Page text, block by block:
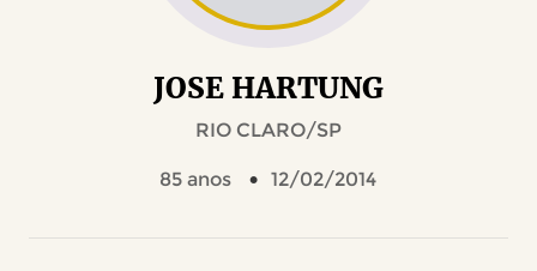
JOSE HARTUNG
RIO CLARO/SP
85 anos 12/02/2014